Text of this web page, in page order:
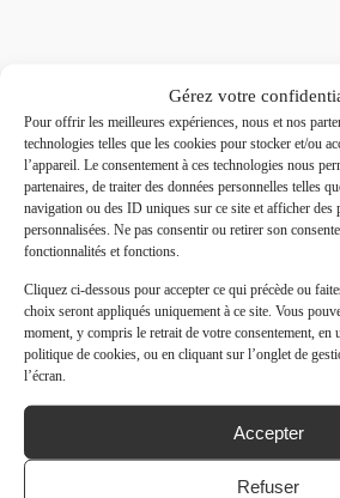
Gérez votre
Pour offrir les meilleures expériences, nous et nos
technologies telles que les cookies pour stocker et/ou
l’appareil. Le consentement à ces technologies nous
partenaires, de traiter des données personnelles telles
navigation ou des ID uniques sur ce site et afficher des
personnalisées. Ne pas consentir ou retirer son
fonctionnalités et fonctions.
Cliquez ci-dessous pour accepter ce qui précède ou
choix seront appliqués uniquement à ce site. Vous
moment, y compris le retrait de votre consentement, en
politique de cookies, ou en cliquant sur l’onglet de
l’écran.
Accepter
Refuser